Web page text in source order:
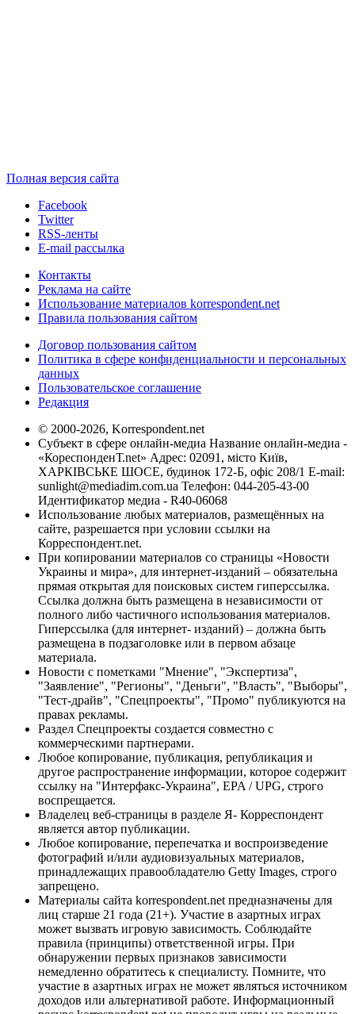
Полная версия сайта
Facebook
Twitter
RSS-ленты
E-mail рассылка
Контакты
Реклама на сайте
Использование материалов korrespondent.net
Правила пользования сайтом
Договор пользования сайтом
Политика в сфере конфиденциальности и персональных
данных
Пользовательское соглашение
Редакция
© 2000-2026, Korrespondent.net
Субъект в сфере онлайн-медиа Название онлайн-медиа -
«КореспонденТ.net» Адрес: 02091, місто Київ,
ХАРКІВСЬКЕ ШОСЕ, будинок 172-Б, офіс 208/1 E-mail:
sunlight@mediadim.com.ua Телефон: 044-205-43-00
Идентификатор медиа - R40-06068
Использование любых материалов, размещённых на
сайте, разрешается при условии ссылки на
Корреспондент.net.
При копировании материалов со страницы «Новости
Украины и мира», для интернет-изданий – обязательна
прямая открытая для поисковых систем гиперссылка.
Ссылка должна быть размещена в независимости от
полного либо частичного использования материалов.
Гиперссылка (для интернет- изданий) – должна быть
размещена в подзаголовке или в первом абзаце
материала.
Новости с пометками "Мнение", "Экспертиза",
"Заявление", "Регионы", "Деньги", "Власть", "Выборы",
"Тест-драйв", "Спецпроекты", "Промо" публикуются на
правах рекламы.
Раздел Спецпроекты создается совместно с
коммерческими партнерами.
Любое копирование, публикация, републикация и
другое распространение информации, которое содержит
ссылку на "Интерфакс-Украина", EPA / UPG, строго
воспрещается.
Владелец веб-страницы в разделе Я- Корреспондент
является автор публикации.
Любое копирование, перепечатка и воспроизведение
фотографий и/или аудиовизуальных материалов,
принадлежащих правообладателю Getty Images, строго
запрещено.
Материалы сайта korrespondent.net предназначены для
лиц старше 21 года (21+). Участие в азартных играх
может вызвать игровую зависимость. Соблюдайте
правила (принципы) ответственной игры. При
обнаружении первых признаков зависимости
немедленно обратитесь к специалисту. Помните, что
участие в азартных играх не может являться источником
доходов или альтернативой работе. Информационный